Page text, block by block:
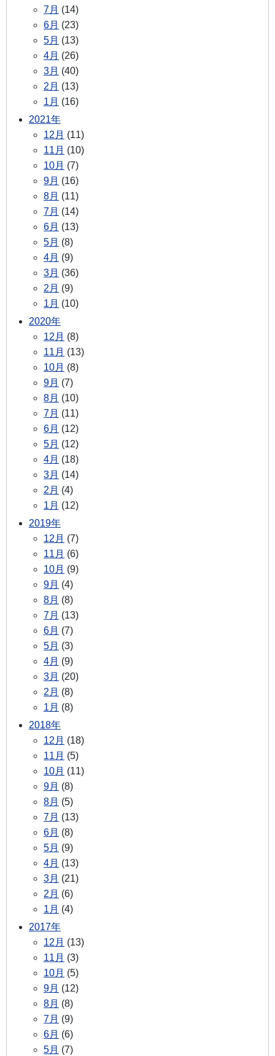
7月 (14)
6月 (23)
5月 (13)
4月 (26)
3月 (40)
2月 (13)
1月 (16)
2021年
12月 (11)
11月 (10)
10月 (7)
9月 (16)
8月 (11)
7月 (14)
6月 (13)
5月 (8)
4月 (9)
3月 (36)
2月 (9)
1月 (10)
2020年
12月 (8)
11月 (13)
10月 (8)
9月 (7)
8月 (10)
7月 (11)
6月 (12)
5月 (12)
4月 (18)
3月 (14)
2月 (4)
1月 (12)
2019年
12月 (7)
11月 (6)
10月 (9)
9月 (4)
8月 (8)
7月 (13)
6月 (7)
5月 (3)
4月 (9)
3月 (20)
2月 (8)
1月 (8)
2018年
12月 (18)
11月 (5)
10月 (11)
9月 (8)
8月 (5)
7月 (13)
6月 (8)
5月 (9)
4月 (13)
3月 (21)
2月 (6)
1月 (4)
2017年
12月 (13)
11月 (3)
10月 (5)
9月 (12)
8月 (8)
7月 (9)
6月 (6)
5月 (7)